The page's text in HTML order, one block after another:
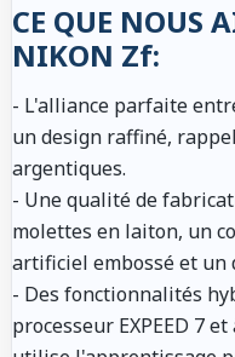
CE QUE NOUS
NIKON Zf:
- L'alliance parfaite
un design raffiné,
argentiques.
- Une qualité de
molettes en laiton, un
artificiel embossé et un
- Des fonctionnalités
processeur EXPEED 7